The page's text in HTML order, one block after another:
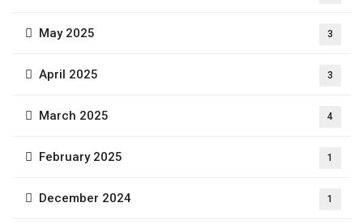
May 2025 3
April 2025 3
March 2025 4
February 2025 1
December 2024 1